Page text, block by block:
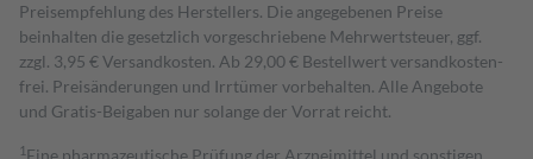
Preisempfehlung des Herstellers. Die angegebenen Preise
beinhalten die gesetzlich vorgeschriebene Mehrwertsteuer, ggf.
zzgl. 3,95 € Versandkosten. Ab 29,00 € Bestell­wert versand­kosten­
frei. Preisänderungen und Irrtümer vorbehalten. Alle Angebote
und Gratis-Beigaben nur solange der Vorrat reicht.
1 Eine pharmazeutische Prüfung der Arzneimittel und sonstigen